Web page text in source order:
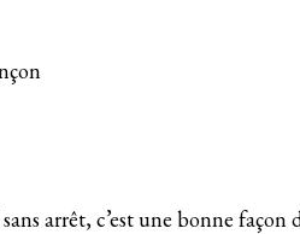
arrêt, c’est une bonne